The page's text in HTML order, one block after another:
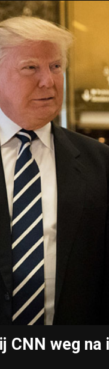
CNN weg
worden duurder,
verdwijnen